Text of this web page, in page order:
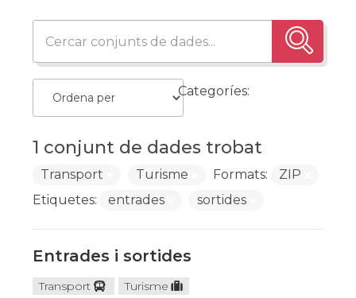
1 conjunt de dades trobat
Categoríes:
Transport Turisme Formats:
ZIP
Etiquetes:
entrades sortides
Entrades i sortides
Transport
Turisme